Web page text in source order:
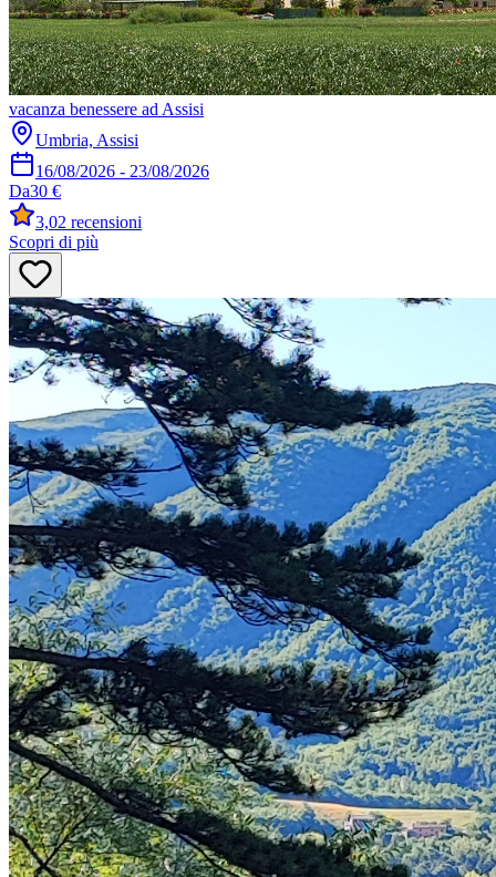
vacanza benessere ad Assisi
Umbria, Assisi
16/08/2026 - 23/08/2026
Da30 €
3,02 recensioni
Scopri di più